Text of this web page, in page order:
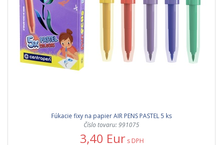
Fúkacie fixy na papier AIR PENS PASTEL 5 ks
Číslo tovaru: 991075
3,40 Eur s DPH